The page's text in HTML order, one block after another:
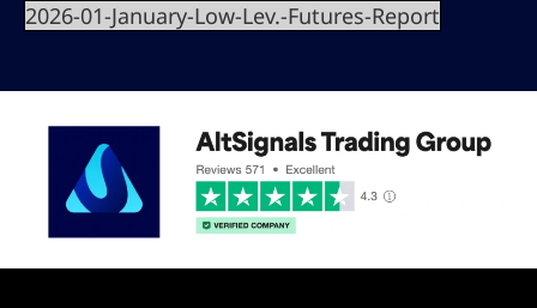
2026-01-January-Low-Lev.-Futures-Report